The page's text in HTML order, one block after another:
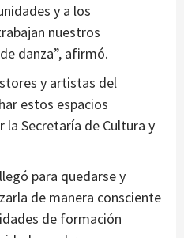
y a los
nuestros
danza”, afirmó.
y artistas del
estos espacios
Secretaría de Cultura y
para quedarse y
de manera consciente
de formación